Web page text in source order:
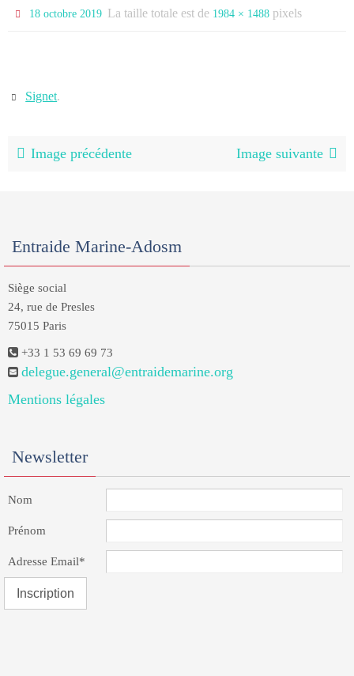
18 octobre 2019 La taille totale est de 1984 × 1488 pixels
Signet.
Image précédente Image suivante
Entraide Marine-Adosm
Siège social
24, rue de Presles
75015 Paris
+33 1 53 69 69 73
delegue.general@entraidemarine.org
Mentions légales
Newsletter
Nom
Prénom
Adresse Email*